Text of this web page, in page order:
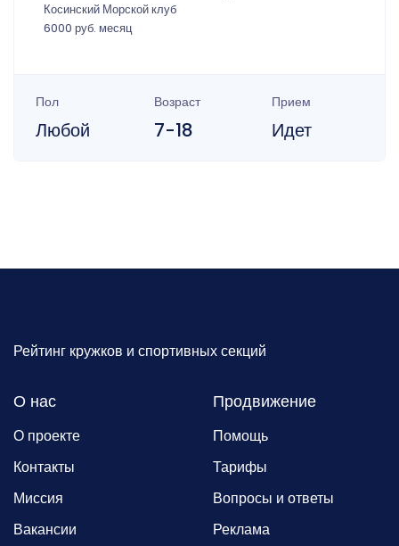
Косинский Морской клуб
6000 руб. месяц
Пол
Любой
Возраст
7-18
Прием
Идет
Рейтинг кружков и спортивных секций
О нас
О проекте
Контакты
Миссия
Вакансии
Продвижение
Помощь
Тарифы
Вопросы и ответы
Реклама